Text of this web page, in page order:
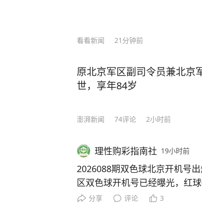
看看新闻 21分钟前
原北京军区副司令员兼北京
世，享年84岁
澎湃新闻 74评论 2小时前
理性购彩指南社 19小时前
2026088期双色球北京开机号出炉，仅
区双色球开机号已经曝光，红
蓝球开出11，整套号码完整呈
分享 评论 3